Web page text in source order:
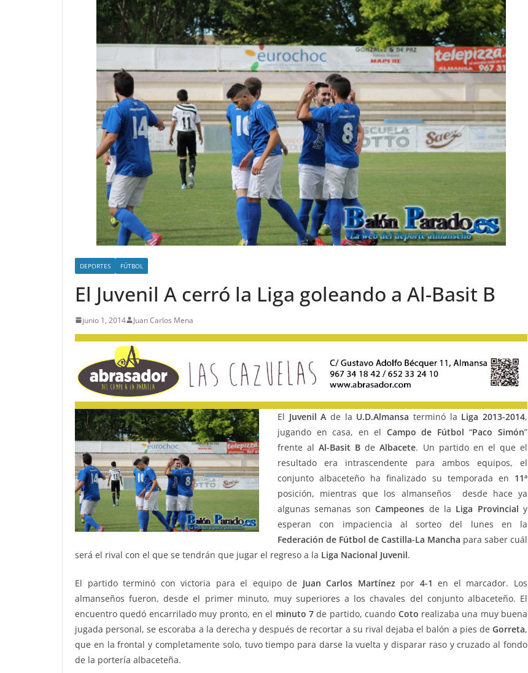
DEPORTES FÚTBOL
El Juvenil A cerró la Liga goleando a Al-Basit B
junio 1, 2014 Juan Carlos Mena
El Juvenil A de la U.D.Almansa terminó la Liga 2013-2014,
jugando en casa, en el Campo de Fútbol “Paco Simón”
frente alAl-Basit B deAlbacete. Un partido en el que el
resultado era intrascendente para ambos equipos, el
conjunto albaceteño ha finalizado su temporada en 11ª
posición, mientras que los almanseños desde hace ya
algunas semanas sonCampeones de la Liga Provincial y
esperan con impaciencia al sorteo del lunes en la
Federación de Fútbol de Castilla-La Mancha para saber cuál
será el rival con el que se tendrán que jugar el regreso a la Liga Nacional Juvenil.
El partido terminó con victoria para el equipo de Juan Carlos Martínezpor 4-1 en el marcador. Los
almanseños fueron, desde el primer minuto, muy superiores a los chavales del conjunto albaceteño. El
encuentro quedó encarrilado muy pronto, en el minuto 7 de partido, cuando Coto realizaba una muy buena
jugada personal, se escoraba a la derecha y después de recortar a su rival dejaba el balón a pies de Gorreta,
que en la frontal y completamente solo, tuvo tiempo para darse la vuelta y disparar raso y cruzado al fondo
de la portería albaceteña.